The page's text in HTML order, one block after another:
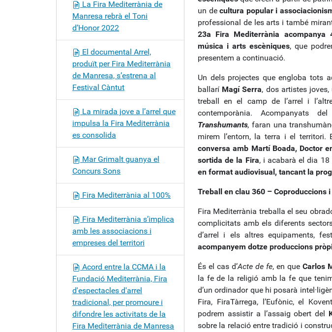
un de cultura popular i
professional de les arts i també
23a Fira Mediterrània
música i arts escèniques, que
presentem a continuació.
Un dels projectes que engloba tots
ballarí Magí Serra, dos artistes
treball en el camp de l’arrel i
contemporània. Acompanyats
Transhumants,faran una
mirem l’entorn, la terra i el territori.
conversa amb Martí Boada, Doctor
sortida de la Fira, i acabarà el dia 18
en format audiovisual, tancant la
Treball en clau 360 – Coproduccions
Fira Mediterrània treballa el seu
complicitats amb els diferents
d’arrel i els altres equipaments,
acompanyem dotze produccions
És el cas d’Acte de fe, en que Carlos
la fe de la religió amb la fe que
d’un ordinador que hi posarà
Fira, FiraTàrrega, l’Eufònic, el
podrem assistir a l’assaig obert del
sobre la relació entre tradició i
La Fira Mediterrània de
Manresa rebrà el Toni
d’Honor 2022
El documental Arrel,
produït per Fira Mediterrània
de Manresa, s’estrena al
Festival Càntut
La mirada jove a l’arrel que
impulsa la Fira Mediterrània
es consolida
Mar Grimalt guanya el
Concurs Sons
Fira Mediterrània al 100%
Fira Mediterrània s’implica
amb les associacions i
empreses del territori
Acord entre la CCMA i la
Fundació Mediterrània, Fira
d'espectacles d'arrel
tradicional, per promoure i
difondre les activitats de la
Fira Mediterrània de Manresa